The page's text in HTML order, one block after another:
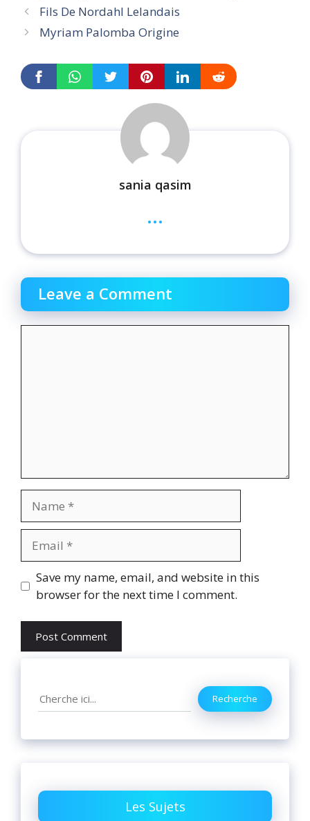
Fils De Nordahl Lelandais
Myriam Palomba Origine
sania qasim
...
Leave a Comment
Website
Save my name, email, and website in this
browser for the next time I comment.
Search Recherche
Les Sujets